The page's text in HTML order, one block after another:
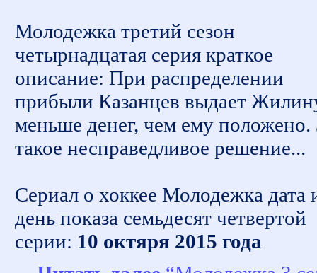
Молодежка третий сезон
четырнадцатая серия краткое
описание: При распределении
прибыли Казанцев выдает
меньше денег, чем ему положено.
такое несправедливое решение...
Сериал о хоккее Молодежка дата
день показа семьдесят четвертой
серии: 10 октяря 2015 года